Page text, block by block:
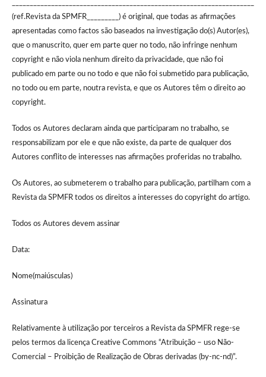
(ref.Revista da SPMFR_________) é original, que todas as afirmações
apresentadas como factos são baseados na investigação do(s) Autor(es),
que o manuscrito, quer em parte quer no todo, não infringe nenhum
copyright e não viola nenhum direito da privacidade, que não foi
publicado em parte ou no todo e que não foi submetido para publicação,
no todo ou em parte, noutra revista, e que os Autores têm o direito ao
copyright.
Todos os Autores declaram ainda que participaram no trabalho, se
responsabilizam por ele e que não existe, da parte de qualquer dos
Autores conflito de interesses nas afirmações proferidas no trabalho.
Os Autores, ao submeterem o trabalho para publicação, partilham com a
Revista da SPMFR todos os direitos a interesses do copyright do artigo.
Todos os Autores devem assinar
Data:
Nome(maiúsculas)
Assinatura
Relativamente à utilização por terceiros a Revista da SPMFR rege-se
pelos termos da licença Creative Commons “Atribuição – uso Não-
Comercial – Proibição de Realização de Obras derivadas (by-nc-nd)”.